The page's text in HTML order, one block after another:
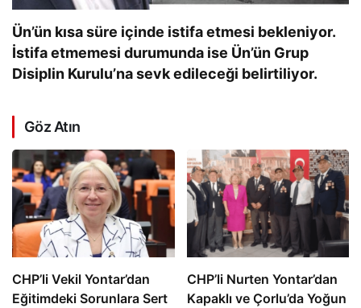
Ün’ün kısa süre içinde istifa etmesi bekleniyor.
İstifa etmemesi durumunda ise Ün’ün Grup
Disiplin Kurulu’na sevk edileceği belirtiliyor.
Göz Atın
CHP’li Vekil Yontar’dan
Eğitimdeki Sorunlara Sert
CHP’li Nurten Yontar’dan
Kapaklı ve Çorlu’da Yoğun